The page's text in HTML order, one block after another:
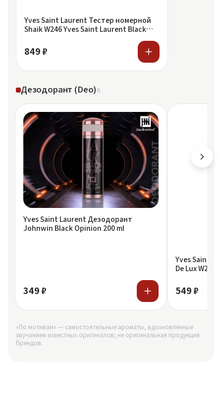
Yves Saint Laurent Тестер номерной
Shaik W246 Yves Saint Laurent Black
849 ₽
Дезодорант (Deo)6
Yves Saint Laurent Дезодорант
Johnwin Black Opinion 200 ml
349 ₽
Yves Saint
De Lux W246
549 ₽
«По мотивам» — самостоятельные ароматы, вдохновлённые
звучанием известных оригиналов; не оригинальная продукция
брендов.